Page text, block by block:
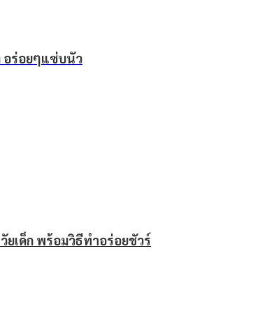
อร่อยๆแซ่บนัว
ยเด็ก พร้อมวิธีทำอร่อยชัวร์